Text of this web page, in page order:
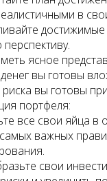
в
перспективу.
ясное
вы готовы
вы готовы
портфеля:
все свои яйца в
важных
свои